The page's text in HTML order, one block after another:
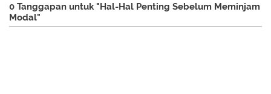
0 Tanggapan untuk "Hal-Hal Penting Sebelum Meminjam
Modal"